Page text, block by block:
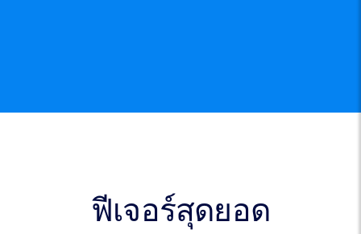
ฟีเจอร์สุดยอด